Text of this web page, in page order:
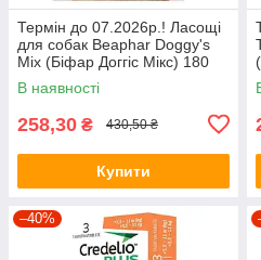
Термін до 07.2026р.! Ласощі
для собак Beaphar Doggy's
Mix (Біфар Доггіс Мікс) 180
таб.
В наявності
258,30 ₴ 430,50 ₴
Купити
–40%